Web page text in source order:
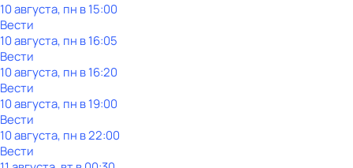
10 августа, пн в 15:00
Вести
10 августа, пн в 16:05
Вести
10 августа, пн в 16:20
Вести
10 августа, пн в 19:00
Вести
10 августа, пн в 22:00
Вести